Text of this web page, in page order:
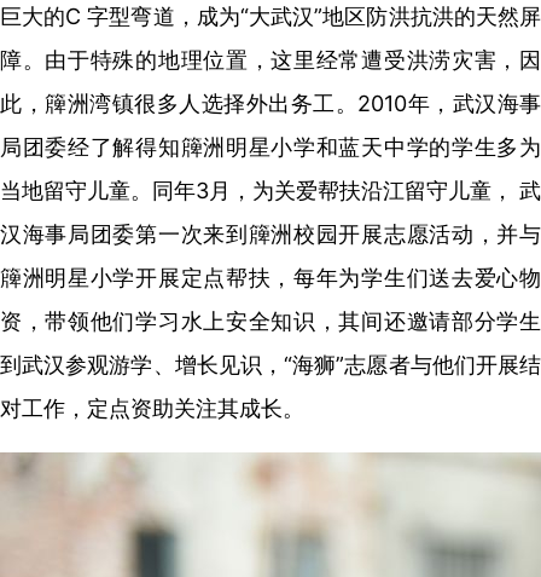
巨大的C 字型弯道，成为“大武汉”地区防洪抗洪的天然屏
障。由于特殊的地理位置，这里经常遭受洪涝灾害，因
此，簰洲湾镇很多人选择外出务工。2010年，武汉海事
局团委经了解得知簰洲明星小学和蓝天中学的学生多为
当地留守儿童。同年3月，为关爱帮扶沿江留守儿童， 武
汉海事局团委第一次来到簰洲校园开展志愿活动，并与
簰洲明星小学开展定点帮扶，每年为学生们送去爱心物
资，带领他们学习水上安全知识，其间还邀请部分学生
到武汉参观游学、增长见识，“海狮”志愿者与他们开展结
对工作，定点资助关注其成长。